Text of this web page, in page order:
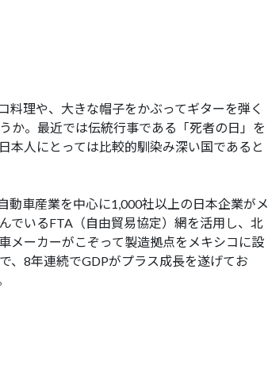
料理や、大きな帽子をかぶってギターを弾く
か。最近では伝統行事である「死者の日」を
本人にとっては比較的馴染み深い国であると
車産業を中心に1,000社以上の日本企業がメ
でいるFTA（自由貿易協定）網を活用し、北
メーカーがこぞって製造拠点をメキシコに設
、8年連続でGDPがプラス成長を遂げてお